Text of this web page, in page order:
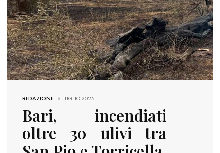
REDAZIONE-8 LUGLIO 2025
Bari, incendiati
oltre 30 ulivi tra